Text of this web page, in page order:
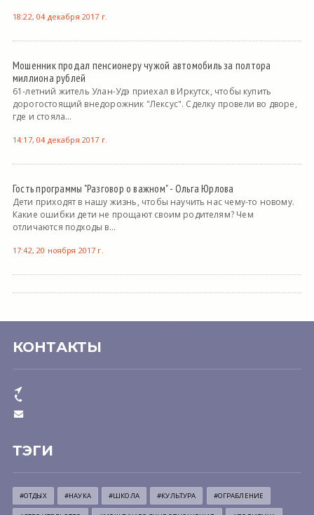
18:22, 04 декабря 2017 г.
Мошенник продал пенсионеру чужой автомобиль за полтора
миллиона рублей
61-летний житель Улан-Удэ приехал в Иркутск, чтобы купить
дорогостоящий внедорожник "Лексус". Сделку провели во дворе,
где и стояла...
14:17, 04 декабря 2017 г.
Гость программы "Разговор о важном" - Ольга Юрлова
Дети приходят в нашу жизнь, чтобы научить нас чему-то новому.
Какие ошибки дети не прощают своим родителям? Чем
отличаются подходы в...
17:42, 20 ноября 2017 г.
КОНТАКТЫ
ТЭГИ
#ОТДЫХ #НАУКА #ШКОЛА #КУЛЬТУРА #ОГРАБЛЕНИЕ